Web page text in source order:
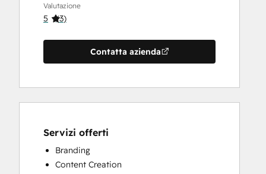
Valutazione
5 (3)
Contatta azienda
Servizi offerti
Branding
Content Creation